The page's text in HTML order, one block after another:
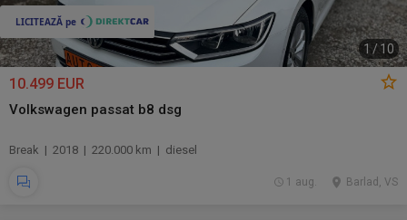
1 /10
10.499 EUR
Volkswagen passat b8 dsg
Break | 2018 | 220.000 km | diesel
Barlad, VS
1 aug.